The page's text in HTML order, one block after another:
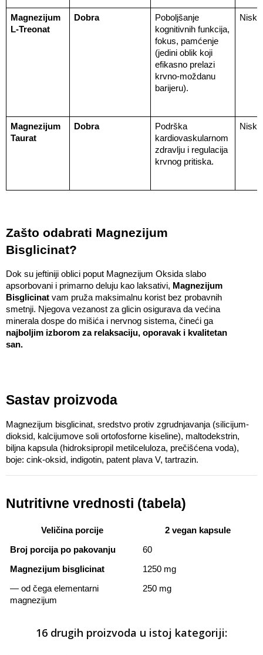
Magnezijum
L-Treonat
Dobra
Poboljšanje
kognitivnih funkcija,
fokus, pamćenje
(jedini oblik koji
efikasno prelazi
krvno-moždanu
barijeru).
Magnezijum
Taurat
Dobra
Podrška
kardiovaskularnom
zdravlju i regulacija
krvnog pritiska.
Zašto odabrati Magnezijum
Bisglicinat?
Dok su jeftiniji oblici poput Magnezijum Oksida slabo
apsorbovani i primarno deluju kao laksativi, Magnezijum
Bisglicinat vam pruža maksimalnu korist bez probavnih
smetnji. Njegova vezanost za glicin osigurava da većina
najboljim izborom za relaksaciju, oporavak i kvalitetan
san.
Sastav proizvoda
Magnezijum bisglicinat, sredstvo protiv zgrudnjavanja (silicijum-
dioksid, kalcijumove soli ortofosforne kiseline), maltodekstrin,
biljna kapsula (hidroksipropil metilceluloza, prečišćena voda),
boje: cink-oksid, indigotin, patent plava V, tartrazin.
Nutritivne vrednosti (tabela)
Veličina porcije 2 vegan kapsule
Broj porcija po pakovanju 60
Magnezijum bisglicinat 1250 mg
— od čega elementarni
magnezijum
250 mg
16 drugih proizvoda u istoj kategoriji: